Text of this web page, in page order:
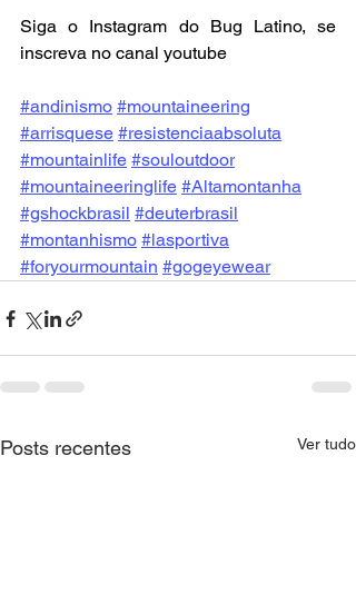
Siga o Instagram do Bug Latino, se
inscreva no canal youtube
#andinismo #mountaineering
#arrisquese #resistenciaabsoluta
#mountainlife #souloutdoor
#mountaineeringlife #Altamontanha
#gshockbrasil #deuterbrasil
#montanhismo #lasportiva
#foryourmountain #gogeyewear
Posts recentes Ver tudo